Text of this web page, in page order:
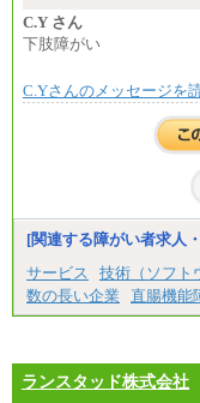
C.Y さん
下肢障がい
C.Yさんのメッセージを
[関連する障がい者求人
サービス
技術（ソフト
数の長い企業
直腸機能
ランスタッド株式会社